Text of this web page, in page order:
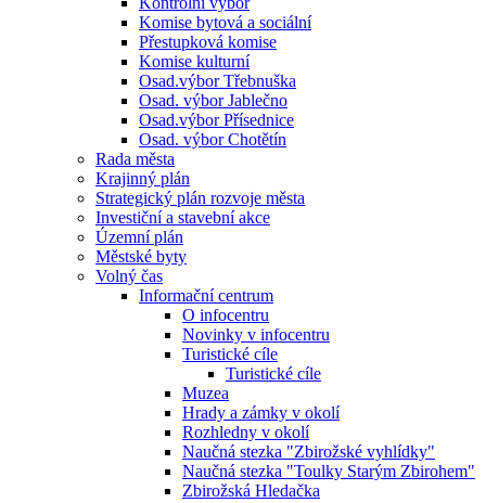
Komise bytová a sociální
Přestupková komise
Komise kulturní
Osad.výbor Třebnuška
Osad. výbor Jablečno
Osad.výbor Přísednice
Osad. výbor Chotětín
Rada města
Krajinný plán
Strategický plán rozvoje města
Investiční a stavební akce
Územní plán
Městské byty
Volný čas
Informační centrum
O infocentru
Novinky v infocentru
Turistické cíle
Turistické cíle
Muzea
Hrady a zámky v okolí
Rozhledny v okolí
Naučná stezka "Zbirožské vyhlídky"
Naučná stezka "Toulky Starým Zbirohem"
Zbirožská Hledačka